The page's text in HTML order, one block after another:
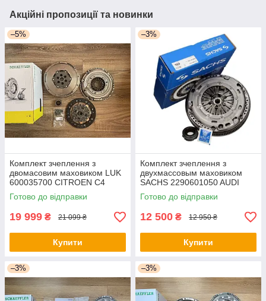
Акційні пропозиції та новинки
–5%
Комплект зчеплення з
двомасовим маховиком LUK
600035700 CITROEN C4
PICASSO/PEUGEOT 308 1,6
D 13- МКПП
Готово до відправки
19 999 ₴ 21 099 ₴
Купити
–3%
Комплект зчеплення з
двухмассовым маховиком
SACHS 2290601050 AUDI
A3/VW GOLF V 1,9 TDI 03-
Готово до відправки
12 500 ₴ 12 950 ₴
Купити
–3% –3%